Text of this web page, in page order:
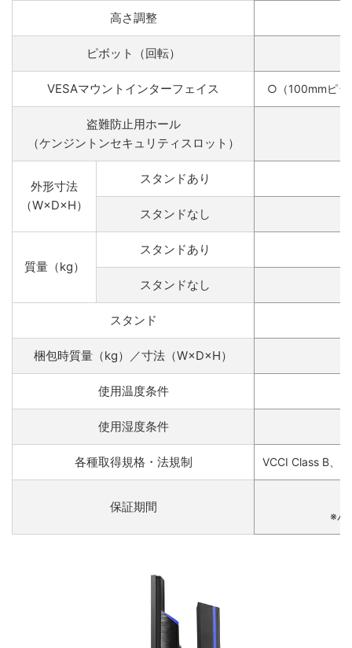
高さ調整
ピボット（回転）
VESAマウントインターフェイス ○（100mmピッ
盗難防止用ホール
（ケンジントンセキュリティスロット）
外形寸法
（W×D×H）
スタンドあり
スタンドなし
質量（kg）
スタンドあり
スタンドなし
スタンド
梱包時質量（kg）／寸法（W×D×H）
使用温度条件
使用湿度条件
各種取得規格・法規制 VCCI Class B、
保証期間
※パ